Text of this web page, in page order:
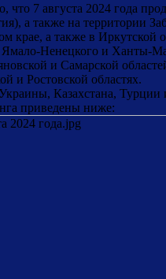
7 августа 2024 года
а также на территории
крае, а также в Иркутской
Ненецкого и Ханты-
и Самарской
и Ростовской областях.
Казахстана,
приведены ниже: